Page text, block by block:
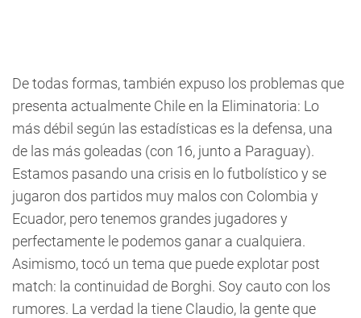
De todas formas, también expuso los problemas que
presenta actualmente Chile en la Eliminatoria: Lo
más débil según las estadísticas es la defensa, una
de las más goleadas (con 16, junto a Paraguay).
Estamos pasando una crisis en lo futbolístico y se
jugaron dos partidos muy malos con Colombia y
Ecuador, pero tenemos grandes jugadores y
perfectamente le podemos ganar a cualquiera.
Asimismo, tocó un tema que puede explotar post
match: la continuidad de Borghi. Soy cauto con los
rumores. La verdad la tiene Claudio, la gente que